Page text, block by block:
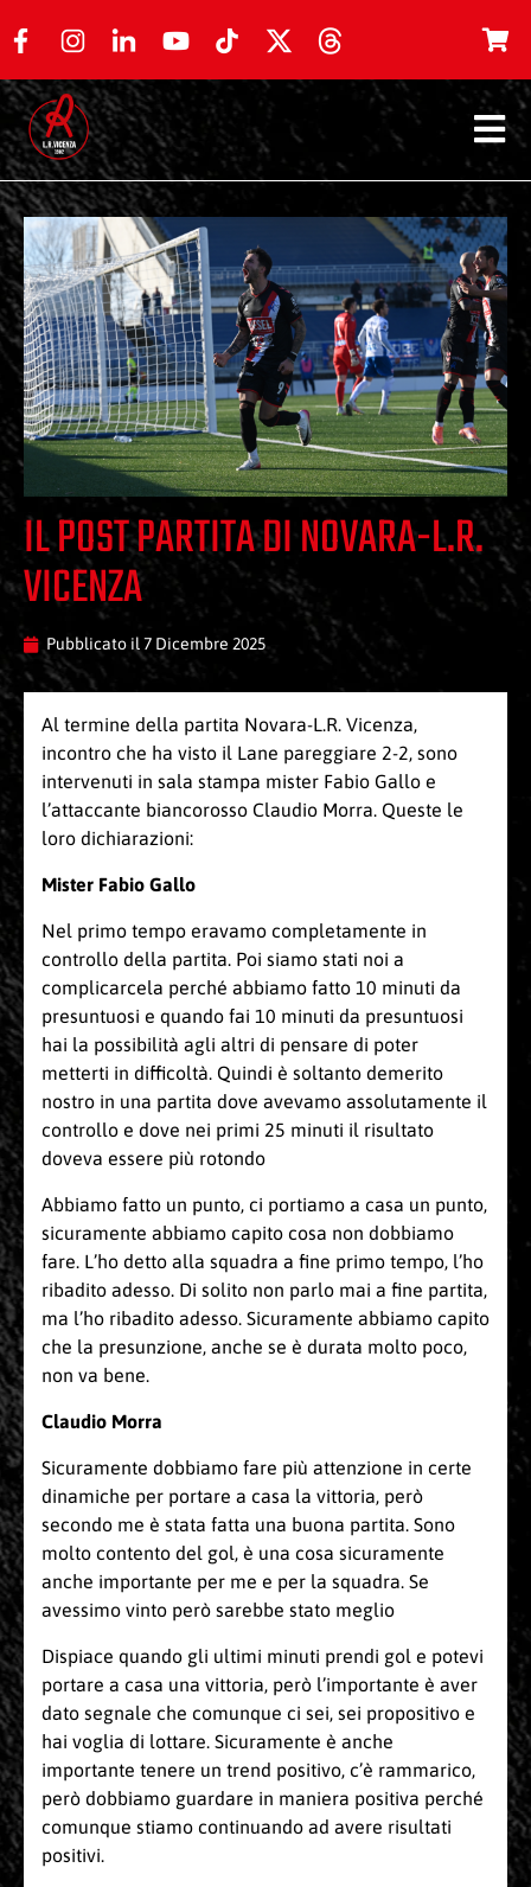
IL POST PARTITA DI NOVARA-L.R.
VICENZA
Pubblicato il 7 Dicembre 2025
Al termine della partita Novara-L.R. Vicenza,
incontro che ha visto il Lane pareggiare 2-2, sono
intervenuti in sala stampa mister Fabio Gallo e
l’attaccante biancorosso Claudio Morra. Queste le
loro dichiarazioni:
Mister Fabio Gallo
Nel primo tempo eravamo completamente in
controllo della partita. Poi siamo stati noi a
complicarcela perché abbiamo fatto 10 minuti da
presuntuosi e quando fai 10 minuti da presuntuosi
hai la possibilità agli altri di pensare di poter
metterti in difficoltà. Quindi è soltanto demerito
nostro in una partita dove avevamo assolutamente il
controllo e dove nei primi 25 minuti il risultato
doveva essere più rotondo
Abbiamo fatto un punto, ci portiamo a casa un punto,
sicuramente abbiamo capito cosa non dobbiamo
fare. L’ho detto alla squadra a fine primo tempo, l’ho
ribadito adesso. Di solito non parlo mai a fine partita,
ma l’ho ribadito adesso. Sicuramente abbiamo capito
che la presunzione, anche se è durata molto poco,
non va bene.
Claudio Morra
Sicuramente dobbiamo fare più attenzione in certe
dinamiche per portare a casa la vittoria, però
secondo me è stata fatta una buona partita. Sono
molto contento del gol, è una cosa sicuramente
anche importante per me e per la squadra. Se
avessimo vinto però sarebbe stato meglio
Dispiace quando gli ultimi minuti prendi gol e potevi
portare a casa una vittoria, però l’importante è aver
dato segnale che comunque ci sei, sei propositivo e
hai voglia di lottare. Sicuramente è anche
importante tenere un trend positivo, c’è rammarico,
però dobbiamo guardare in maniera positiva perché
comunque stiamo continuando ad avere risultati
positivi.